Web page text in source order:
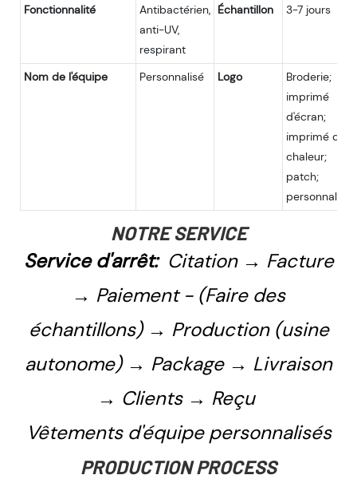
Fonctionnalité
Antibactérien,
anti-UV,
respirant
Échantillon 3-7 jours
Nom de l'équipe Personnalisé Logo
Broderie;
imprimé
d'écran;
imprimé de
chaleur;
patch;
personnalisé
NOTRE SERVICE
Service d'arrêt: Citation → Facture
→ Paiement - (Faire des
échantillons) → Production (usine
autonome) → Package → Livraison
→ Clients → Reçu
Vêtements d'équipe personnalisés
PRODUCTION PROCESS